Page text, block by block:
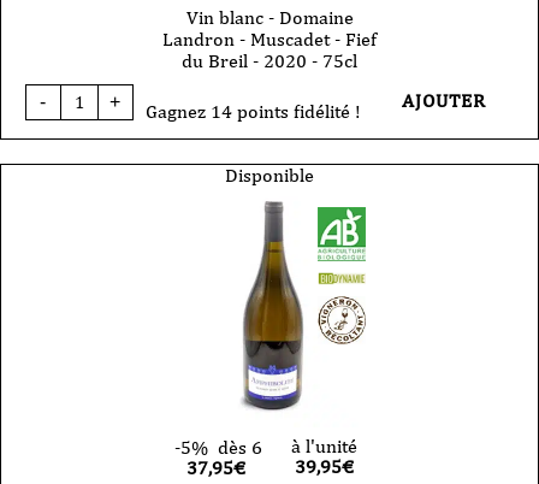
Vin blanc - Domaine
Landron - Muscadet - Fief
du Breil - 2020 - 75cl
-
quantité
de
-
+ Gagnez 14 points fidélité ! AJOUTER
Disponible
-5% dès 6
37,95€
à l'unité
39,95€